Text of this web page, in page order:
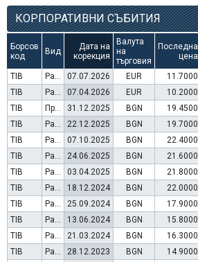
КОРПОРАТИВНИ СЪБИТИЯ
Борсов
код
Вид
Дата на
корекция
Валута
на
търговия
Последна
цена
TIB Раздаване на дивидент 07.07.2026 EUR 11.7000
TIB
Раздаване на дивидент 07.04.2026 EUR 10.2000
TIB
Преминаване към търговия в Евро 31.12.2025 BGN 19.4500
TIB
Раздаване на дивидент 22.12.2025 BGN 19.7000
TIB
Раздаване на дивидент 07.10.2025 BGN 22.4000
TIB
Раздаване на дивидент 24.06.2025 BGN 21.6000
TIB
Раздаване на дивидент 03.04.2025 BGN 21.8000
TIB
Раздаване на дивидент 18.12.2024 BGN 22.0000
TIB
Раздаване на дивидент 25.09.2024 BGN 17.9000
TIB
Раздаване на дивидент 13.06.2024 BGN 15.8000
TIB
Раздаване на дивидент 21.03.2024 BGN 16.3000
TIB
Раздаване на дивидент 28.12.2023 BGN 14.9000